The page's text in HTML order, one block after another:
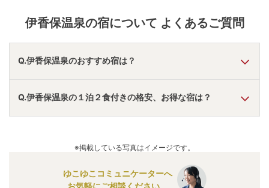
てしまうのも納得。
伊香保温泉の宿について よくあるご質問
Q.伊香保温泉のおすすめ宿は？
A.「水上温泉あらたし みなかみ」 ・「万座プリンスホテ
」 ・ 「万座高原ホテル 」 などの旅館・ホテルがおすすめの
宿泊先です。
Q.伊香保温泉の１泊２食付きの格安、お得な宿は？
館・ホテルがお得な価格で泊まれる宿泊先です。
※掲載している写真はイメージです。
ゆこゆこコミュニケーターへ
お気軽にご相談ください。